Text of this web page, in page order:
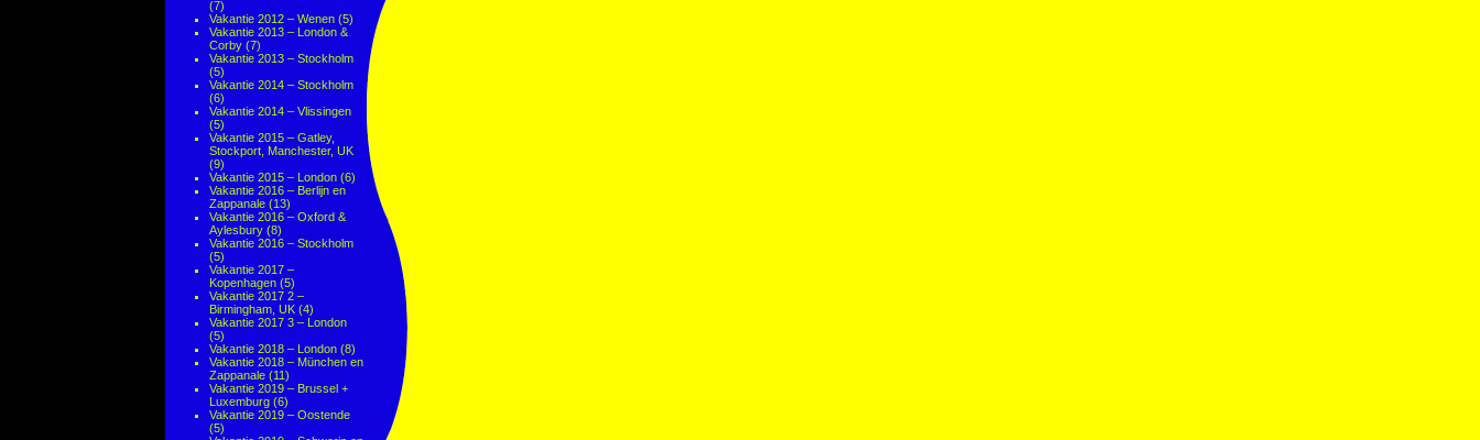
(7)
Vakantie 2012 – Wenen (5)
Vakantie 2013 – London &
Corby (7)
Vakantie 2013 – Stockholm
(5)
Vakantie 2014 – Stockholm
(6)
Vakantie 2014 – Vlissingen
(5)
Vakantie 2015 – Gatley,
Stockport, Manchester, UK
(9)
Vakantie 2015 – London (6)
Vakantie 2016 – Berlijn en
Zappanale (13)
Vakantie 2016 – Oxford &
Aylesbury (8)
Vakantie 2016 – Stockholm
(5)
Vakantie 2017 –
Kopenhagen (5)
Vakantie 2017 2 –
Birmingham, UK (4)
Vakantie 2017 3 – London
(5)
Vakantie 2018 – London (8)
Vakantie 2018 – München en
Zappanale (11)
Vakantie 2019 – Brussel +
Luxemburg (6)
Vakantie 2019 – Oostende
(5)